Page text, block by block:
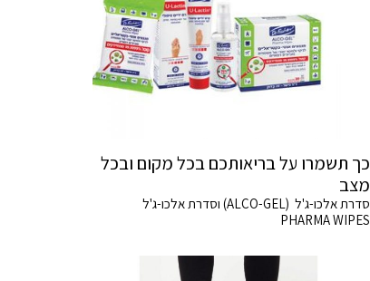
כך תשמרו על בריאותכם בכל מקום ובכל
מצב
סדרת אלכו-ג'ל (ALCO-GEL) וסדרת אלכו-ג'ל
PHARMA WIPES